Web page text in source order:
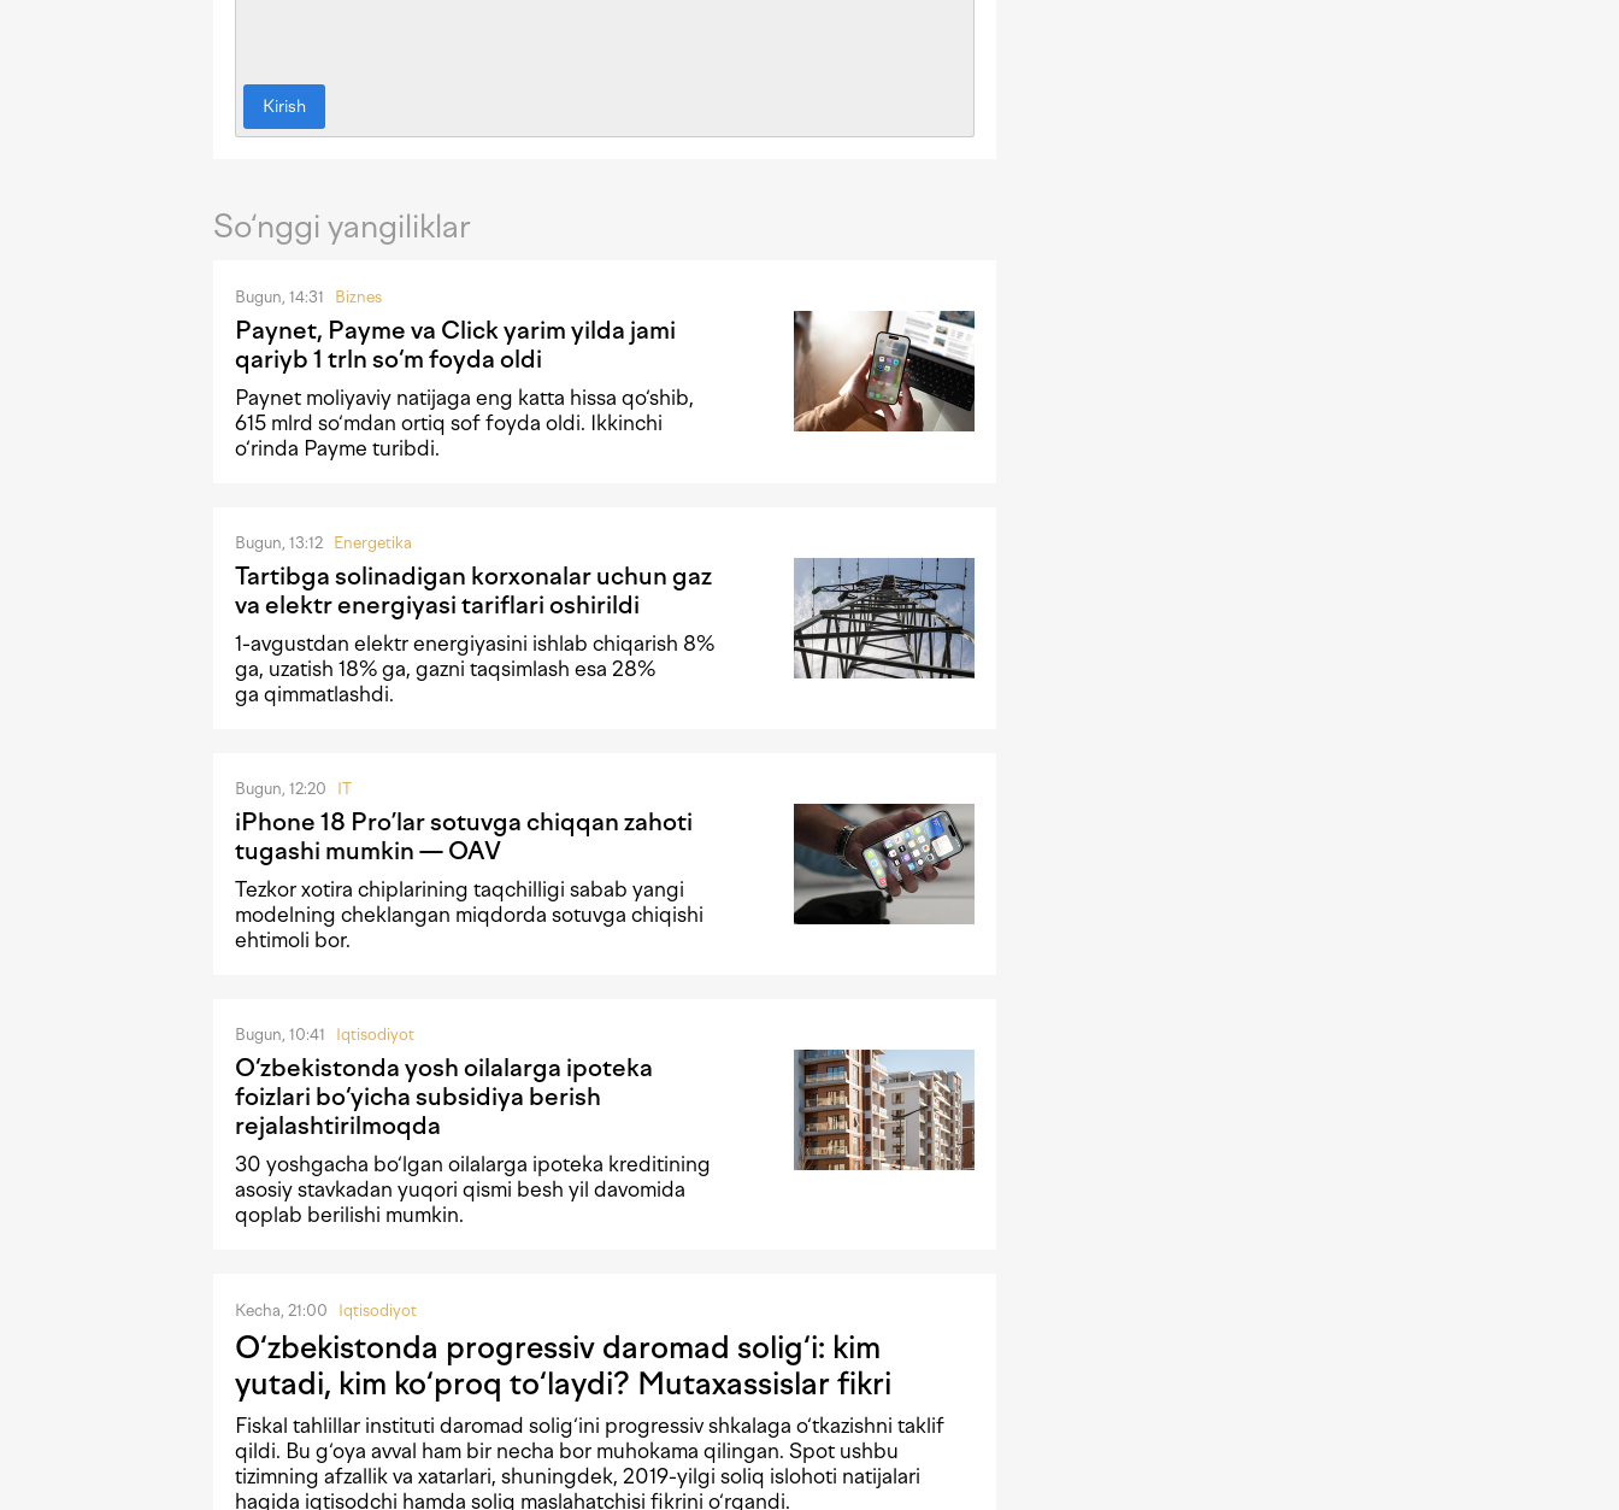
Kirish
So‘nggi yangiliklar
Bugun, 14:31 Biznes
Paynet, Payme va Click yarim yilda jami
qariyb 1 trln so‘m foyda oldi
Paynet moliyaviy natijaga eng katta hissa qo‘shib,
615 mlrd so‘mdan ortiq sof foyda oldi. Ikkinchi
o‘rinda Payme turibdi.
Bugun, 13:12 Energetika
Tartibga solinadigan korxonalar uchun gaz
va elektr energiyasi tariflari oshirildi
1-avgustdan elektr energiyasini ishlab chiqarish 8%
ga, uzatish 18% ga, gazni taqsimlash esa 28%
ga qimmatlashdi.
Bugun, 12:20 IT
iPhone 18 Pro’lar sotuvga chiqqan zahoti
tugashi mumkin — OAV
Tezkor xotira chiplarining taqchilligi sabab yangi
modelning cheklangan miqdorda sotuvga chiqishi
ehtimoli bor.
Bugun, 10:41 Iqtisodiyot
O‘zbekistonda yosh oilalarga ipoteka
foizlari bo‘yicha subsidiya berish
rejalashtirilmoqda
30 yoshgacha bo‘lgan oilalarga ipoteka kreditining
asosiy stavkadan yuqori qismi besh yil davomida
qoplab berilishi mumkin.
Kecha, 21:00 Iqtisodiyot
O‘zbekistonda progressiv daromad solig‘i: kim
yutadi, kim ko‘proq to‘laydi? Mutaxassislar fikri
Fiskal tahlillar instituti daromad solig‘ini progressiv shkalaga o‘tkazishni taklif
qildi. Bu g‘oya avval ham bir necha bor muhokama qilingan. Spot ushbu
tizimning afzallik va xatarlari, shuningdek, 2019-yilgi soliq islohoti natijalari
haqida iqtisodchi hamda soliq maslahatchisi fikrini o‘rgandi.